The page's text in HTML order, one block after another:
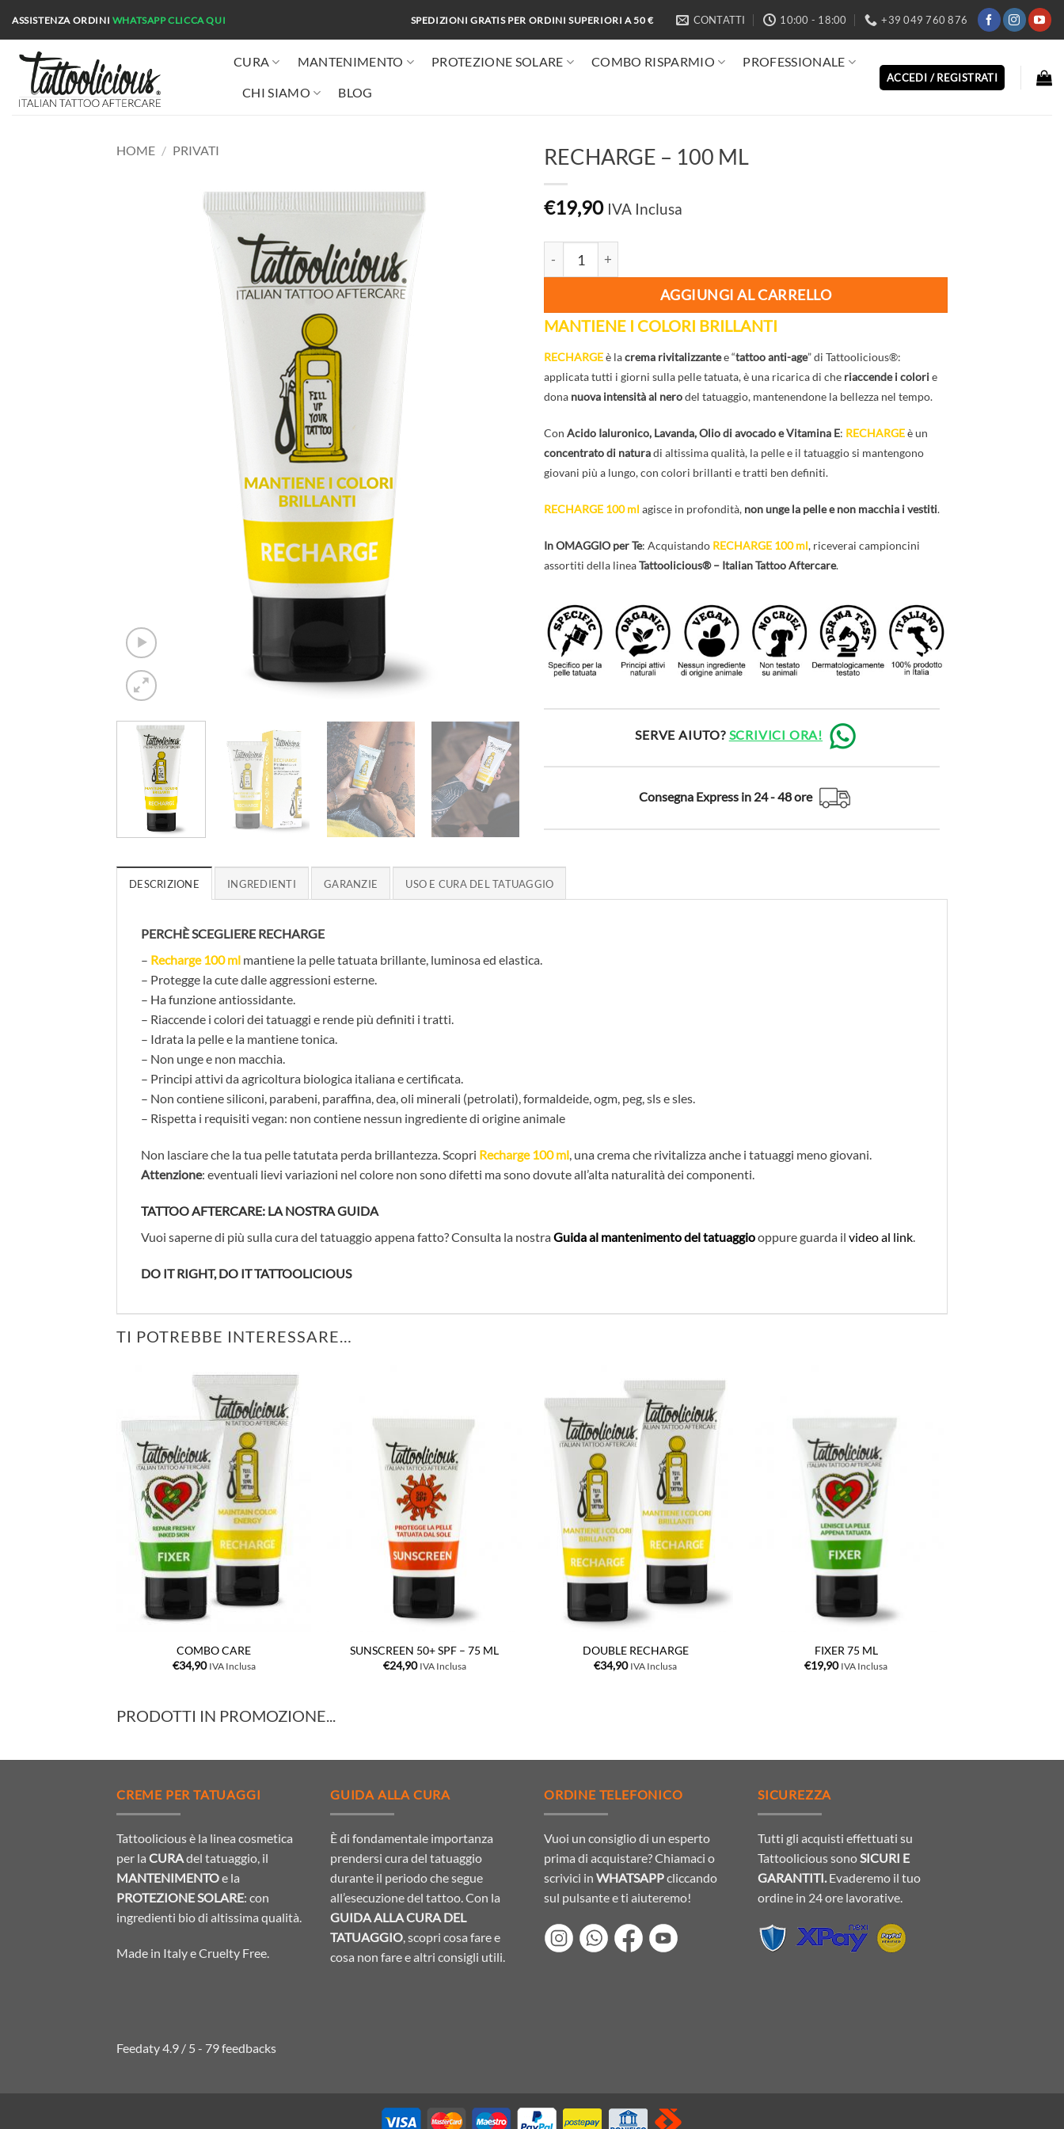
contenuti
ASSISTENZA ORDINI WHATSAPPCLICCA QUI SPEDIZIONI GRATIS PER ORDINI SUPERIORI A 50 € CONTATTI 10:00 - 18:00 +39 049 760 876
CURA MANTENIMENTO PROTEZIONE SOLARE COMBO RISPARMIO PROFESSIONALE
CHI SIAMO BLOG
ACCEDI / REGISTRATI
HOME / PRIVATI RECHARGE – 100 ML
€19,90 IVA Inclusa
AGGIUNGI AL CARRELLO
MANTIENE I COLORI BRILLANTI
RECHARGEè lacrema rivitalizzantee “tattoo anti-age” di Tattoolicious®:
applicata tutti i giorni sulla pelle tatuata, è una ricarica di che riaccende i colorie
dona nuova intensità al nerodel tatuaggio, mantenendone la bellezza nel tempo.
Con Acido Ialuronico, Lavanda, Olio di avocado e Vitamina E: RECHARGEè un
concentrato di naturadi altissima qualità, la pelle e il tatuaggio si mantengono
giovani più a lungo, con colori brillanti e tratti ben definiti.
RECHARGE 100 ml agisce in profondità, non unge la pelle e non macchia i vestiti.
In OMAGGIO per Te: Acquistando RECHARGE 100 ml, riceverai campioncini
assortiti della lineaTattoolicious® – Italian Tattoo Aftercare.
SERVE AIUTO? SCRIVICI ORA!
Consegna Express in 24 - 48 ore
DESCRIZIONE INGREDIENTI GARANZIE USO E CURA DEL TATUAGGIO
PERCHÈ SCEGLIERE RECHARGE
– Recharge 100 ml mantiene la pelle tatuata brillante, luminosa ed elastica.
– Protegge la cute dalle aggressioni esterne.
– Ha funzione antiossidante.
– Riaccende i colori dei tatuaggi e rende più definiti i tratti.
– Idrata la pelle e la mantiene tonica.
– Non unge e non macchia.
– Principi attivi da agricoltura biologica italiana e certificata.
– Non contiene siliconi, parabeni, paraffina, dea, oli minerali (petrolati), formaldeide, ogm, peg, sls e sles.
– Rispetta i requisiti vegan: non contiene nessun ingrediente di origine animale
Non lasciare che la tua pelle tatutata perda brillantezza. Scopri Recharge 100 ml, una crema che rivitalizza anche i tatuaggi meno giovani.
Attenzione: eventuali lievi variazioni nel colore non sono difetti ma sono dovute all’alta naturalità dei componenti.
TATTOO AFTERCARE: LA NOSTRA GUIDA
Vuoi saperne di più sulla cura del tatuaggio appena fatto? Consulta la nostraGuida al mantenimento del tatuaggiooppure guarda il video al link.
DO IT RIGHT, DO IT TATTOOLICIOUS
TI POTREBBE INTERESSARE…
COMBO CARE
€34,90 IVA Inclusa
SUNSCREEN 50+ SPF – 75 ML
€24,90 IVA Inclusa
DOUBLE RECHARGE
€34,90 IVA Inclusa
FIXER 75 ML
€19,90 IVA Inclusa
PRODOTTI IN PROMOZIONE...
CREME PER TATUAGGI
Tattoolicious è la linea cosmetica
per la CURAdel tatuaggio, il
MANTENIMENTOe la
PROTEZIONE SOLARE: con
ingredienti bio di altissima qualità.
Made in Italy e Cruelty Free.
GUIDA ALLA CURA
È di fondamentale importanza
prendersi cura del tatuaggio
durante il periodo che segue
all’esecuzione del tattoo. Con la
GUIDA ALLA CURA DEL
TATUAGGIO , scopri cosa fare e
cosa non fare e altri consigli utili.
ORDINE TELEFONICO
Vuoi un consiglio di un esperto
prima di acquistare? Chiamaci o
scrivici in WHATSAPPcliccando
sul pulsante e ti aiuteremo!
SICUREZZA
Tutti gli acquisti effettuati su
Tattoolicious sono SICURI E
GARANTITI. Evaderemo il tuo
ordine in 24 ore lavorative.
Feedaty4.9 / 5 - 79feedbacks